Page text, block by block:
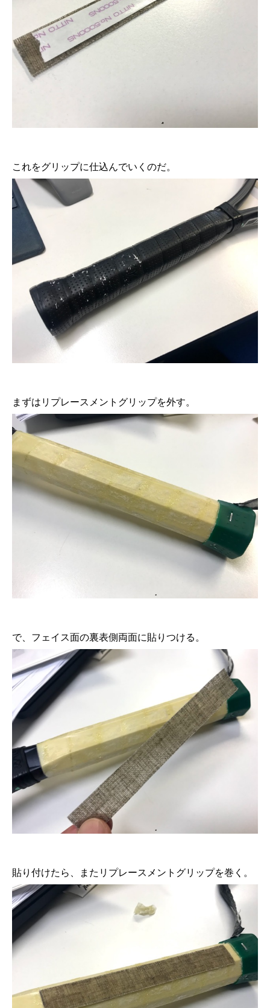
これをグリップに仕込んでいくのだ。
まずはリプレースメントグリップを外す。
で、フェイス面の裏表側両面に貼りつける。
貼り付けたら、またリプレースメントグリップを巻く。